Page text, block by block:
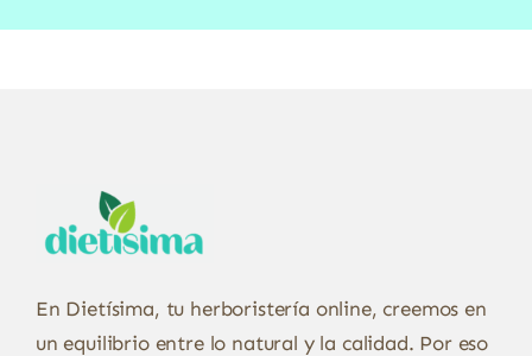
En Dietísima, tu herboristería online, creemos en
un equilibrio entre lo natural y la calidad. Por eso